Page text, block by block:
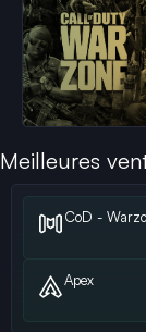
Meilleures
CoD -
Apex